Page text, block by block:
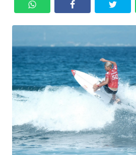
TOKOH
WAHANA
INFRASTRUKTUR
WAHANA
WAHANA